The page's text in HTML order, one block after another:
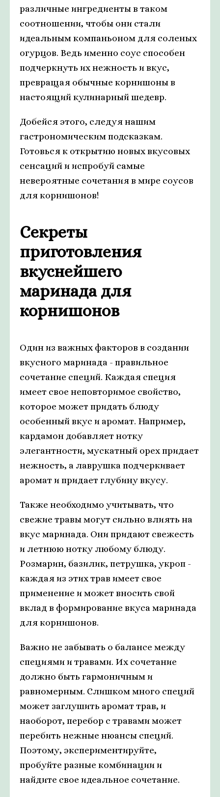
различные ингредиенты в таком
соотношении, чтобы они стали
идеальным компаньоном для соленых
огурцов. Ведь именно соус способен
подчеркнуть их нежность и вкус,
превращая обычные корнишоны в
настоящий кулинарный шедевр.
Добейся этого, следуя нашим
гастрономическим подсказкам.
Готовься к открытию новых вкусовых
сенсаций и испробуй самые
невероятные сочетания в мире соусов
для корнишонов!
Секреты
приготовления
вкуснейшего
маринада для
корнишонов
Один из важных факторов в создании
вкусного маринада - правильное
сочетание специй. Каждая специя
имеет свое неповторимое свойство,
которое может придать блюду
особенный вкус и аромат. Например,
кардамон добавляет нотку
элегантности, мускатный орех придает
нежность, а лаврушка подчеркивает
аромат и придает глубину вкусу.
Также необходимо учитывать, что
свежие травы могут сильно влиять на
вкус маринада. Они придают свежесть
и летнюю нотку любому блюду.
Розмарин, базилик, петрушка, укроп -
каждая из этих трав имеет свое
применение и может вносить свой
вклад в формирование вкуса маринада
для корнишонов.
Важно не забывать о балансе между
специями и травами. Их сочетание
должно быть гармоничным и
равномерным. Слишком много специй
может заглушить аромат трав, и
наоборот, перебор с травами может
перебить нежные нюансы специй.
Поэтому, экспериментируйте,
пробуйте разные комбинации и
найдите свое идеальное сочетание.